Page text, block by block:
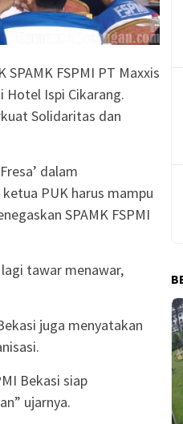
FSPMI PT Maxxis
Hotel Ispi Cikarang.
Solidaritas dan
dalam
PUK harus mampu
SPAMK FSPMI
tawar menawar,
juga menyatakan
Bekasi siap
ujarnya.